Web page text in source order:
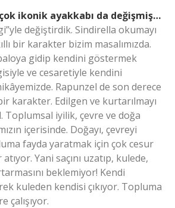
ikonik ayakkabı da değişmiş…
değiştirdik. Sindirella okumayı
bir karakter bizim masalımızda.
gidip kendini göstermek
ve cesaretiyle kendini
Rapunzel de son derece
karakter. Edilgen ve kurtarılmayı
Toplumsal iyilik, çevre ve doğa
içerisinde. Doğayı, çevreyi
fayda yaratmak için çok cesur
Yani saçını uzatıp, kulede,
beklemiyor! Kendi
kuleden kendisi çıkıyor. Topluma
çalışıyor.